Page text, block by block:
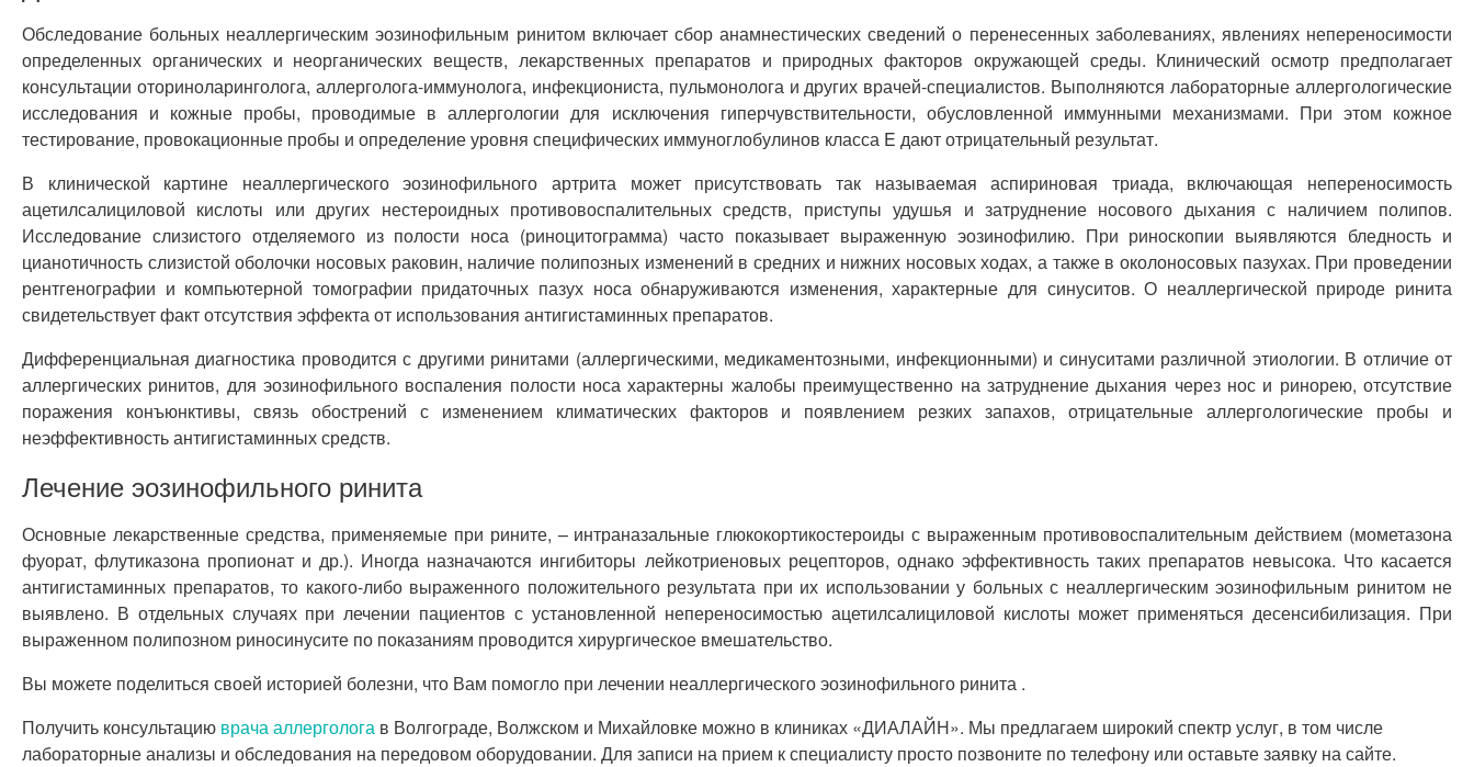
Обследование больных неаллергическим эозинофильным ринитом включает сбор анамнестических сведений о перенесенных заболеваниях, явлениях непереносимости
определенных органических и неорганических веществ, лекарственных препаратов и природных факторов окружающей среды. Клинический осмотр предполагает
консультации оториноларинголога, аллерголога-иммунолога, инфекциониста, пульмонолога и других врачей-специалистов. Выполняются лабораторные аллергологические
исследования и кожные пробы, проводимые в аллергологии для исключения гиперчувствительности, обусловленной иммунными механизмами. При этом кожное
тестирование, провокационные пробы и определение уровня специфических иммуноглобулинов класса E дают отрицательный результат.
В клинической картине неаллергического эозинофильного артрита может присутствовать так называемая аспириновая триада, включающая непереносимость
ацетилсалициловой кислоты или других нестероидных противовоспалительных средств, приступы удушья и затруднение носового дыхания с наличием полипов.
Исследование слизистого отделяемого из полости носа (риноцитограмма) часто показывает выраженную эозинофилию. При риноскопии выявляются бледность и
цианотичность слизистой оболочки носовых раковин, наличие полипозных изменений в средних и нижних носовых ходах, а также в околоносовых пазухах. При проведении
рентгенографии и компьютерной томографии придаточных пазух носа обнаруживаются изменения, характерные для синуситов. О неаллергической природе ринита
свидетельствует факт отсутствия эффекта от использования антигистаминных препаратов.
Дифференциальная диагностика проводится с другими ринитами (аллергическими, медикаментозными, инфекционными) и синуситами различной этиологии. В отличие от
аллергических ринитов, для эозинофильного воспаления полости носа характерны жалобы преимущественно на затруднение дыхания через нос и ринорею, отсутствие
поражения конъюнктивы, связь обострений с изменением климатических факторов и появлением резких запахов, отрицательные аллергологические пробы и
неэффективность антигистаминных средств.
Лечение эозинофильного ринита
Основные лекарственные средства, применяемые при рините, – интраназальные глюкокортикостероиды с выраженным противовоспалительным действием (мометазона
фуорат, флутиказона пропионат и др.). Иногда назначаются ингибиторы лейкотриеновых рецепторов, однако эффективность таких препаратов невысока. Что касается
антигистаминных препаратов, то какого-либо выраженного положительного результата при их использовании у больных с неаллергическим эозинофильным ринитом не
выявлено. В отдельных случаях при лечении пациентов с установленной непереносимостью ацетилсалициловой кислоты может применяться десенсибилизация. При
выраженном полипозном риносинусите по показаниям проводится хирургическое вмешательство.
Вы можете поделиться своей историей болезни, что Вам помогло при лечении неаллергического эозинофильного ринита .
Получить консультацию врача аллерголога в Волгограде, Волжском и Михайловке можно в клиниках «ДИАЛАЙН». Мы предлагаем широкий спектр услуг, в том числе
лабораторные анализы и обследования на передовом оборудовании. Для записи на прием к специалисту просто позвоните по телефону или оставьте заявку на сайте.